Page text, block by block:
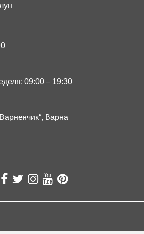
09:00 – 19:30
Варна